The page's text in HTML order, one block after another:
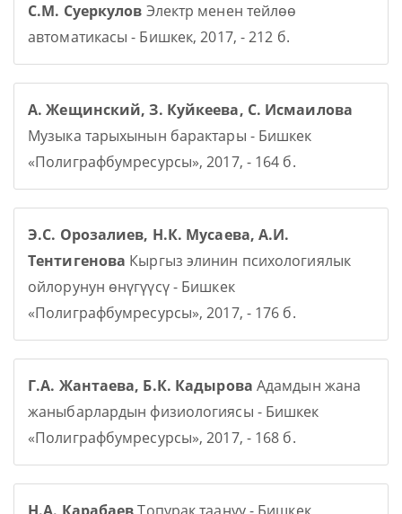
С.М. Суеркулов Электр менен тейлөө
автоматикасы - Бишкек, 2017, - 212 б.
А. Жещинский, З. Куйкеева, С. Исмаилова
Музыка тарыхынын барактары - Бишкек
«Полиграфбумресурсы», 2017, - 164 б.
Э.С. Орозалиев, Н.К. Мусаева, А.И.
Тентигенова Кыргыз элинин психологиялык
ойлорунун өнүгүүсү - Бишкек
«Полиграфбумресурсы», 2017, - 176 б.
Г.А. Жантаева, Б.К. Кадырова Адамдын жана
жаныбарлардын физиологиясы - Бишкек
«Полиграфбумресурсы», 2017, - 168 б.